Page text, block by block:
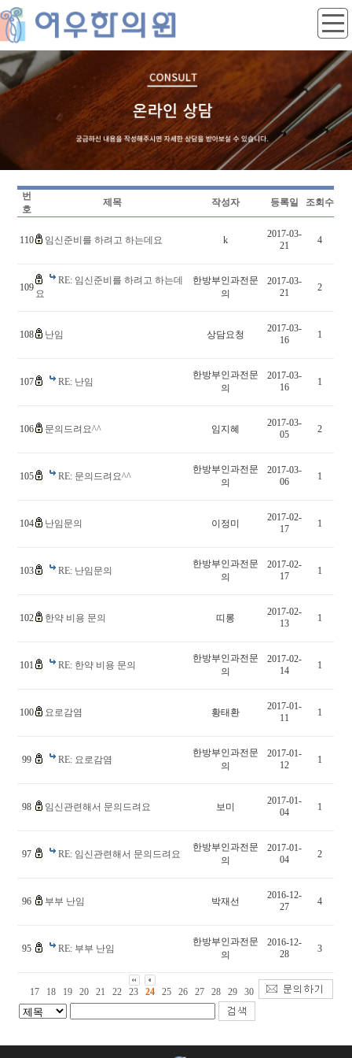
번
호
제목 작성자 등록일 조회수
110 임신준비를 하려고 하는데요 k
2017-03-
21
4
109
RE: 임신준비를 하려고 하는데
요
한방부인과전문
의
2017-03-
21
2
108 난임 상담요청
2017-03-
16
1
107 RE: 난임
한방부인과전문
의
2017-03-
16
1
106 문의드려요^^ 임지혜
2017-03-
05
2
105 RE: 문의드려요^^
한방부인과전문
의
2017-03-
06
1
104 난임문의 이정미
2017-02-
17
1
103 RE: 난임문의
한방부인과전문
의
2017-02-
17
1
102 한약 비용 문의 띠롱
2017-02-
13
1
101 RE: 한약 비용 문의
한방부인과전문
의
2017-02-
14
1
100 요로감염 황태환
2017-01-
11
1
99 RE: 요로감염
한방부인과전문
의
2017-01-
12
1
98 임신관련해서 문의드려요 보미
2017-01-
04
1
97 RE: 임신관련해서 문의드려요
한방부인과전문
의
2017-01-
04
2
96 부부 난임 박재선
2016-12-
27
4
95 RE: 부부 난임
한방부인과전문
의
2016-12-
28
3
17 18 19 20 21 22 23 24 25 26 27 28 29 30